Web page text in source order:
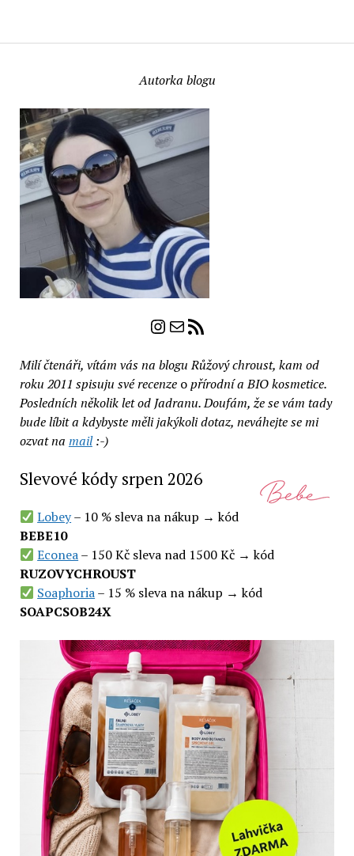
Autorka blogu
Instagram
E-mail
RSS zdroj
Milí čtenáři, vítám vás na blogu Růžový chroust, kam od
roku 2011 spisuju své recenze opřírodní a BIO kosmetice.
Posledních několik let od Jadranu. Doufám, že se vám tady
bude líbit a kdybyste měli jakýkoli dotaz, neváhejte se mi
ozvat na mail:-)
Slevové kódy srpen 2026
Lobey– 10 % sleva na nákup → kód
BEBE10
Econea– 150 Kč sleva nad 1500 Kč → kód
RUZOVYCHROUST
Soaphoria– 15 % sleva na nákup → kód
SOAPCSOB24X
Ponio